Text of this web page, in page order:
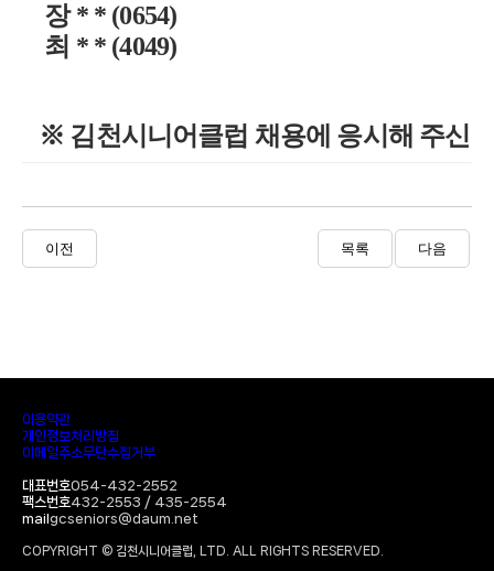
장 * * (0654)
최 * * (4049)
※ 김천시니어클럽 채용에 응시해 주신
이전 목록 다음
이용약관
개인정보처리방침
이메일주소무단수집거부
대표번호054-432-2552
팩스번호432-2553 / 435-2554
mailgcseniors@daum.net
COPYRIGHT © 김천시니어클럽, LTD. ALL RIGHTS RESERVED.